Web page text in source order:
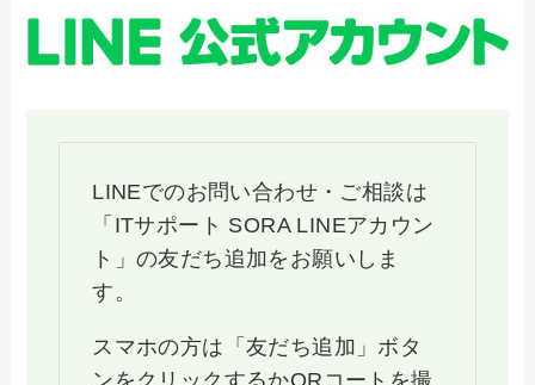
LINEでのお問い合わせ・ご相談は
「ITサポート SORA LINEアカウン
ト」の友だち追加をお願いしま
す。
スマホの方は「友だち追加」ボタ
ンをクリックするかQRコートを撮